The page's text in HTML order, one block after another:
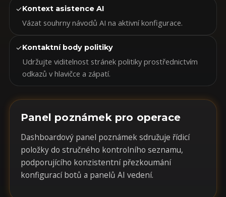
✓Kontext asistence AI
Vázat souhrny návodů AI na aktivní konfigurace.
✓Kontaktní body politiky
Udržujte viditelnost stránek politiky prostřednictvím
odkazů v hlavičce a zápatí.
Panel poznámek pro operace
Dashboardový panel poznámek sdružuje řídicí
položky do stručného kontrolního seznamu,
podporujícího konzistentní přezkoumání
konfigurací botů a panelů AI vedení.